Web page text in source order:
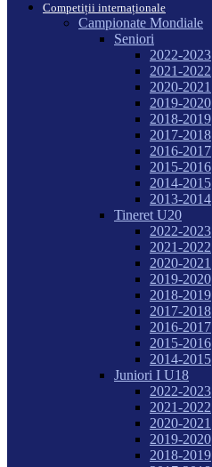
Competiții internaționale
Campionate Mondiale
Seniori
2022-2023
2021-2022
2020-2021
2019-2020
2018-2019
2017-2018
2016-2017
2015-2016
2014-2015
2013-2014
Tineret U20
2022-2023
2021-2022
2020-2021
2019-2020
2018-2019
2017-2018
2016-2017
2015-2016
2014-2015
Juniori I U18
2022-2023
2021-2022
2020-2021
2019-2020
2018-2019